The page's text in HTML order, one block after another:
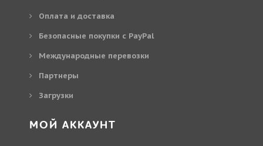
Оплата и доставка
Безопасные покупки с PayPal
Международные перевозки
Партнеры
Загрузки
МОЙ АККАУНТ